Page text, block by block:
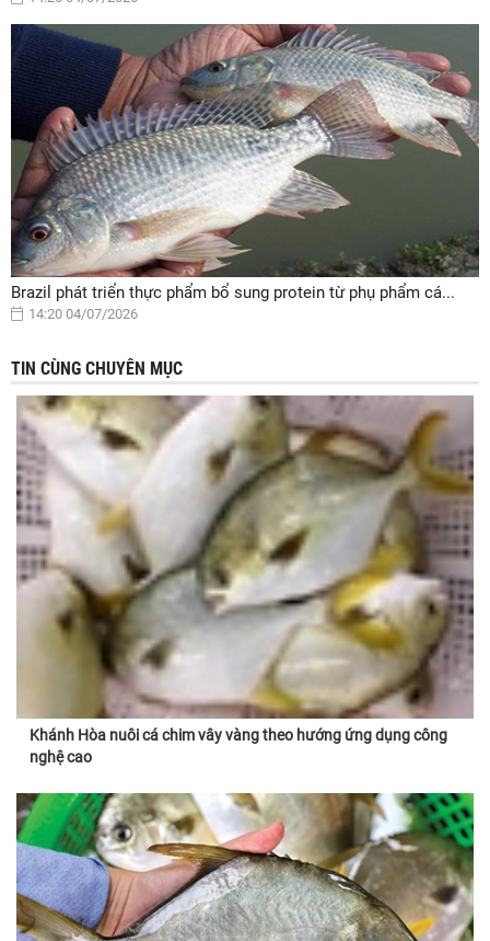
Brazil phát triển thực phẩm bổ sung protein từ phụ phẩm cá...
14:20 04/07/2026
TIN CÙNG CHUYÊN MỤC
Khánh Hòa nuôi cá chim vây vàng theo hướng ứng dụng công
nghệ cao